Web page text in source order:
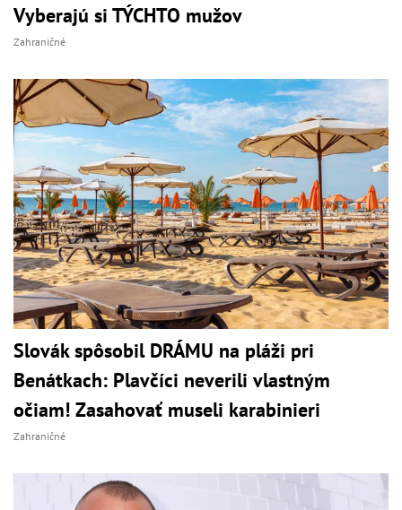
Vyberajú si TÝCHTO mužov
Zahraničné
Slovák spôsobil DRÁMU na pláži pri
Benátkach: Plavčíci neverili vlastným
očiam! Zasahovať museli karabinieri
Zahraničné